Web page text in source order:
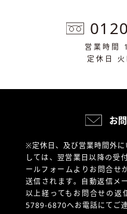
営業時
定休日
お
※定休日、及び営業時間外
しては、翌営業日以降の受
ールフォームよりお問合せ
送信されます。自動返信メ
以上経ってもお問合せの
5789-6870へお電話にてご連